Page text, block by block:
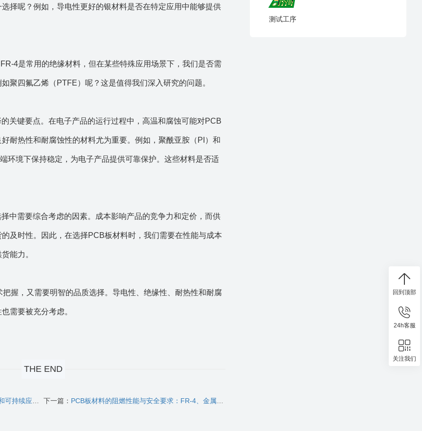
择呢？例如，导电性更好的银材料是否在特定应用中能够提供
4是常用的绝缘材料，但在某些特殊应用场景下，我们是否需
聚四氟乙烯（PTFE）呢？这是值得我们深入研究的问题。
关键要点。在电子产品的运行过程中，高温和腐蚀可能对PCB
耐热性和耐腐蚀性的材料尤为重要。例如，聚酰亚胺（PI）和
环境下保持稳定，为电子产品提供可靠保护。这些材料是否适
中需要综合考虑的因素。成本影响产品的竞争力和定价，而供
及时性。因此，在选择PCB板材料时，我们需要在性能与成本
能力。
握，又需要明智的品质选择。导电性、绝缘性、耐热性和耐腐
需要被充分考虑。
THE END
应用的创新 下一篇： PCB板材料的阻燃性能与安全要求：FR-4、金属基板和陶瓷基板的比较
测试工序
回到顶部
24h客服
关注我们